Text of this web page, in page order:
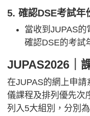
5. 確認DSE考試年
當收到JUPAS的
確認DSE的考試
JUPAS2026｜
在JUPAS的網上申
儀課程及排列優先次
列入5大組別，分別